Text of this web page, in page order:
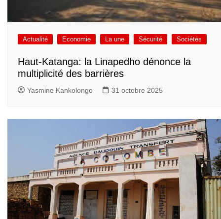
Actualité Economie La une Sécurité Sociétés
Haut-Katanga: la Linapedho dénonce la
multiplicité des barrières
Yasmine Kankolongo 31 octobre 2025